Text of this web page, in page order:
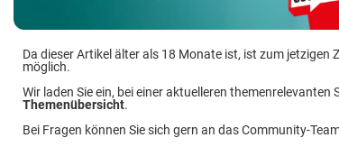
Da dieser Artikel älter als 18 Monate ist, ist zum jetzigen
möglich.
Wir laden Sie ein, bei einer aktuelleren
Themenübersicht.
Bei Fragen können Sie sich gern an das Community-